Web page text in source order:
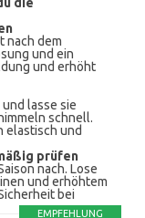
nach dem
und ein
und erhöht
lasse sie
schnell.
elastisch und
prüfen
nach. Lose
und erhöhtem
bei
EMPFEHLUNG